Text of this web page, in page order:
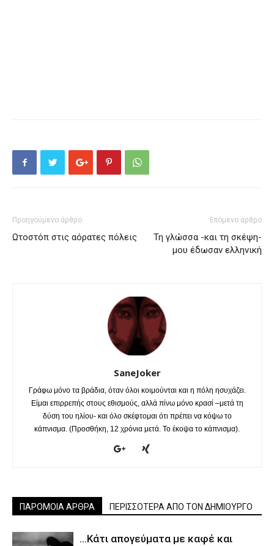
Προηγούμενο άρθρο
Ωτοστόπ στις αόρατες πόλεις
Επόμενο άρθρο
Τη γλώσσα -και τη σκέψη-
μου έδωσαν ελληνική
SaneJoker
Γράφω μόνο τα βράδια, όταν όλοι κοιμούνται και η πόλη ησυχάζει.
Είμαι επιρρεπής στους εθισμούς, αλλά πίνω μόνο κρασί –μετά τη
δύση του ηλίου- και όλο σκέφτομαι ότι πρέπει να κόψω το
κάπνισμα. (Προσθήκη, 12 χρόνια μετά. Το έκοψα το κάπνισμα).
ΠΑΡΟΜΟΙΑ ΑΡΘΡΑ ΠΕΡΙΣΣΟΤΕΡΑ ΑΠΟ ΤΟΝ ΔΗΜΙΟΥΡΓΟ
…Κάτι απογεύματα με καφέ και